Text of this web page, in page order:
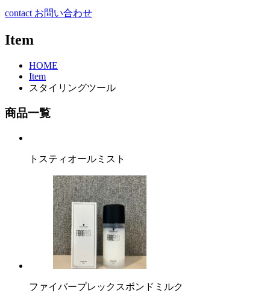
contact お問い合わせ
Item
HOME
Item
スタイリングツール
商品一覧
トスティオールミスト
ファイバープレックスボンドミルク